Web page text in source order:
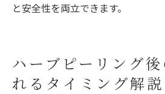
と安全性を両立できます。
ハーブピーリング
れるタイミング解説